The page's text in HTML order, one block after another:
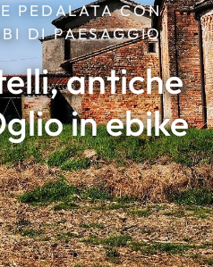
PEDALATA CON
DI PAESAGGIO
antiche
in ebike